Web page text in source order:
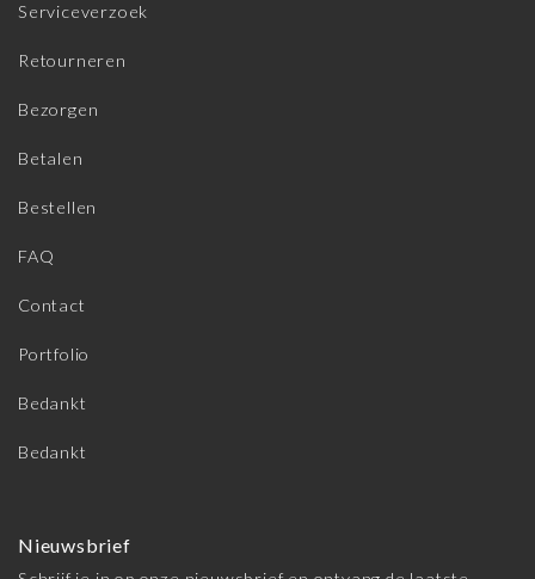
Serviceverzoek
Retourneren
Bezorgen
Betalen
Bestellen
FAQ
Contact
Portfolio
Bedankt
Bedankt
Nieuwsbrief